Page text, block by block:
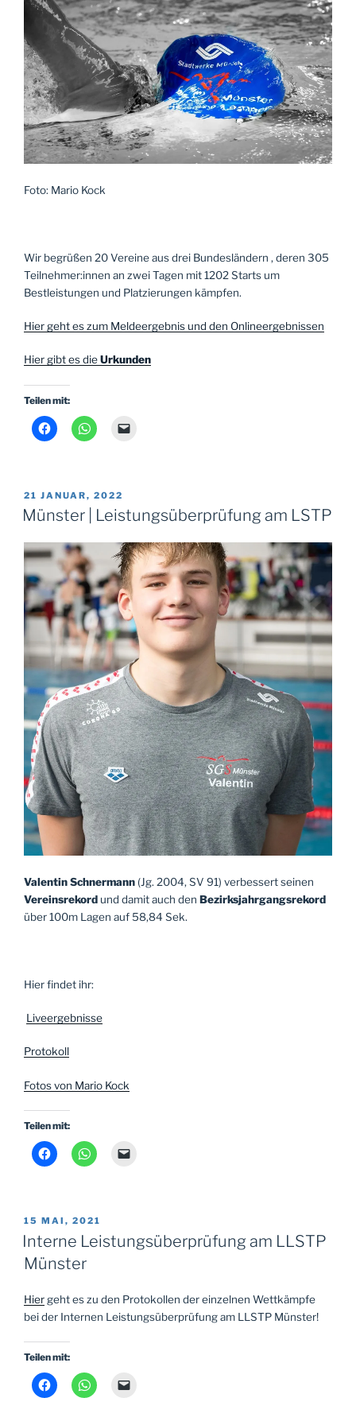
Foto: Mario Kock
Wir begrüßen 20 Vereine aus drei Bundesländern , deren 305
Teilnehmer:innen an zwei Tagen mit 1202 Starts um
Bestleistungen und Platzierungen kämpfen.
Hier geht es zum Meldeergebnis und den Onlineergebnissen
Hier gibt es dieUrkunden
Teilen mit:
VERÖFFENTLICHT
AM
21 JANUAR, 2022
Münster | Leistungsüberprüfung am LSTP
Valentin Schnermann (Jg. 2004, SV 91) verbessert seinen
Vereinsrekord und damit auch den Bezirksjahrgangsrekord
über 100m Lagen auf 58,84 Sek.
Hier findet ihr:
Liveergebnisse
Protokoll
Fotos von Mario Kock
Teilen mit:
VERÖFFENTLICHT
AM
15 MAI, 2021
Interne Leistungsüberprüfung am LLSTP
Münster
Hier geht es zu den Protokollen der einzelnen Wettkämpfe
bei der Internen Leistungsüberprüfung am LLSTP Münster!
Teilen mit: